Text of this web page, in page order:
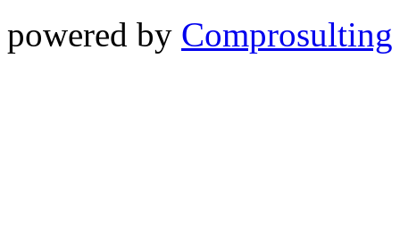
powered by Comprosulting